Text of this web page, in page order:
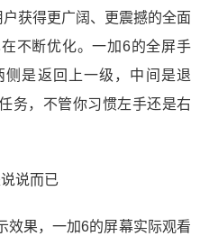
获得更广阔、更震撼的全面
不断优化。一加6的全屏手
是返回上一级，中间是退
务，不管你习惯左手还是右
效果，一加6的屏幕实际观看